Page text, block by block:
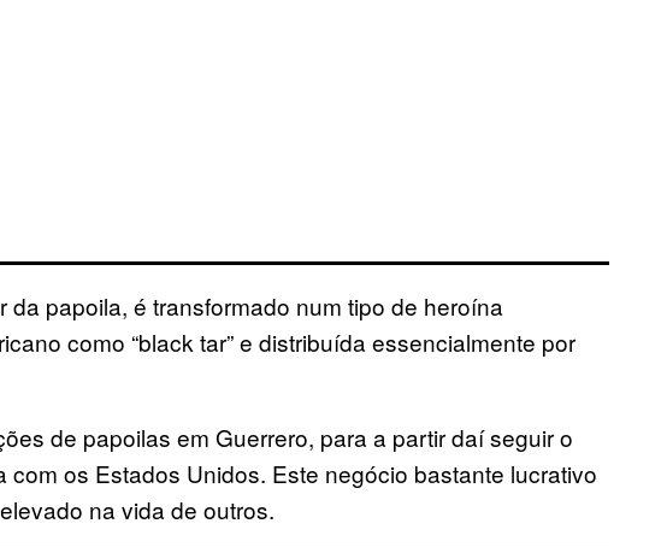
papoila, é transformado num tipo de heroína
como “black tar” e distribuída essencialmente por
de papoilas em Guerrero, para a partir daí seguir o
os Estados Unidos. Este negócio bastante lucrativo
na vida de outros.